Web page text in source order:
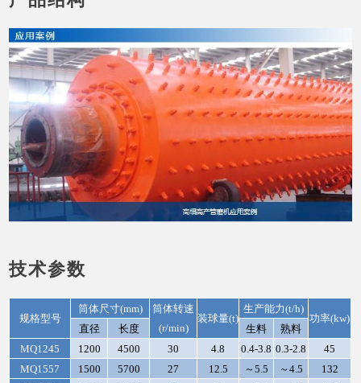
技术参数
规格型号
筒体尺寸(mm)
筒体转速
(r/min)
装球量(t)
生产能力(t/h)
功率(kw)
直径
长度 生料
熟料
MQ1245
1200 4500 30 4.8 0.4-3.8 0.3-2.8
45
MQ1557
1500 5700 27 12.5 ～5.5 ～4.5
132